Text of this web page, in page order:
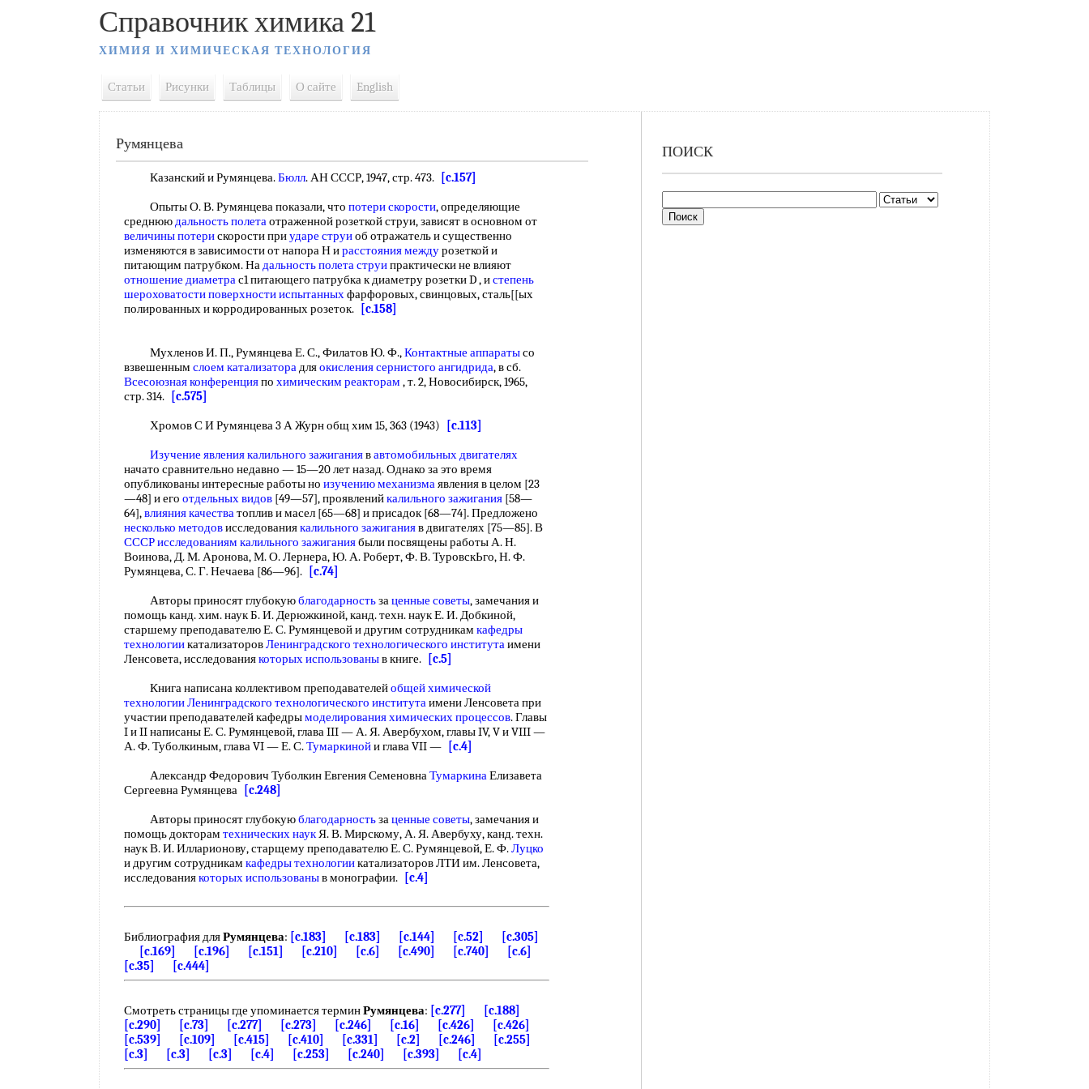
Справочник химика 21
ХИМИЯ И ХИМИЧЕСКАЯ ТЕХНОЛОГИЯ
Статьи Рисунки Таблицы О сайте English
Румянцева
Казанский и Румянцева.Бюлл. АН СССР, 1947, стр. 473.
[c.157]
Опыты О. В. Румянцева показали, что потери скорости, определяющие
среднююдальность полетаотраженной розеткой струи, зависят в основном от
величины потерискорости приударе струиоб отражатель и существенно
изменяются в зависимости от напора Н ирасстояния междурозеткой и
питающим патрубком. Надальность полета струипрактически не влияют
отношение диаметрас1 питающего патрубка к диаметру розетки D , истепень
шероховатостиповерхности испытанныхфарфоровых, свинцовых, сталь[[ых
полированных и корродированных розеток.
[c.158]
Мухленов И. П., Румянцева Е. С., Филатов Ю. Ф.,Контактные аппаратысо
взвешенным слоем катализаторадляокисления сернистого ангидрида, в сб.
Всесоюзная конференцияпо химическим реакторам , т. 2, Новосибирск, 1965,
стр. 314.
[c.575]
Хромов С И Румянцева 3 А Журн общ хим 15, 363 (1943)
[c.113]
Изучение явлениякалильного зажиганиявавтомобильных двигателях
начато сравнительно недавно — 15—20 лет назад. Однако за это время
опубликованы интересные работы но изучению механизмаявления в целом [23
—48] и его отдельных видов [49—57], проявленийкалильного зажигания [58—
64],влияния качестватоплив и масел [65—68] и присадок [68—74]. Предложено
несколько методовисследованиякалильного зажиганияв двигателях [75—85]. В
СССР исследованиям калильного зажиганиябыли посвящены работы А. Н.
Воинова, Д. М. Аронова, М. О. Лернера, Ю. А. Роберт, Ф. В. ТуровскЬго, Н. Ф.
Румянцева, С. Г. Нечаева [86—96].
[c.74]
Авторы приносят глубокуюблагодарностьзаценные советы, замечания и
помощь канд. хим. наук Б. И. Дерюжкиной, канд. техн. наук Е. И. Добкиной,
старшему преподавателю Е. С. Румянцевой и другим сотрудникам кафедры
технологиикатализаторовЛенинградского технологического институтаимени
Ленсовета, исследованиякоторых использованыв книге.
[c.5]
Книга написана коллективом преподавателейобщей химической
технологииЛенинградского технологического институтаимени Ленсовета при
участии преподавателей кафедрымоделирования химических процессов. Главы
I и II написаны Е. С. Румянцевой, глава III — А. Я. Авербухом, главы IV, V и VIII —
А. Ф. Туболкиным, глава VI — Е. С.Тумаркинойи глава VII —
[c.4]
Александр Федорович Туболкин Евгения СеменовнаТумаркинаЕлизавета
Сергеевна Румянцева
[c.248]
Авторы приносят глубокуюблагодарностьзаценные советы, замечания и
помощь докторам технических наукЯ. В. Мирскому, А. Я. Авербуху, канд. техн.
наук В. И. Илларионову, старщему преподавателю Е. С. Румянцевой, Е. Ф.Луцко
и другим сотрудникам кафедры технологиикатализаторов ЛТИ им. Ленсовета,
исследованиякоторых использованыв монографии. [c.4]
Библиография дляРумянцева: [c.183] [c.183] [c.144] [c.52]
[c.305]
[c.169]
[c.196] [c.151] [c.210] [c.6] [c.490] [c.740]
[c.6]
[c.35]
[c.444]
Смотреть страницы где упоминается терминРумянцева: [c.277]
[c.188]
[c.290]
[c.73] [c.277] [c.273] [c.246] [c.16] [c.426]
[c.426]
[c.539]
[c.109] [c.415] [c.410] [c.331] [c.2] [c.246]
[c.255]
[c.3]
[c.3] [c.3] [c.4] [c.253] [c.240] [c.393] [c.4]
ПОИСК